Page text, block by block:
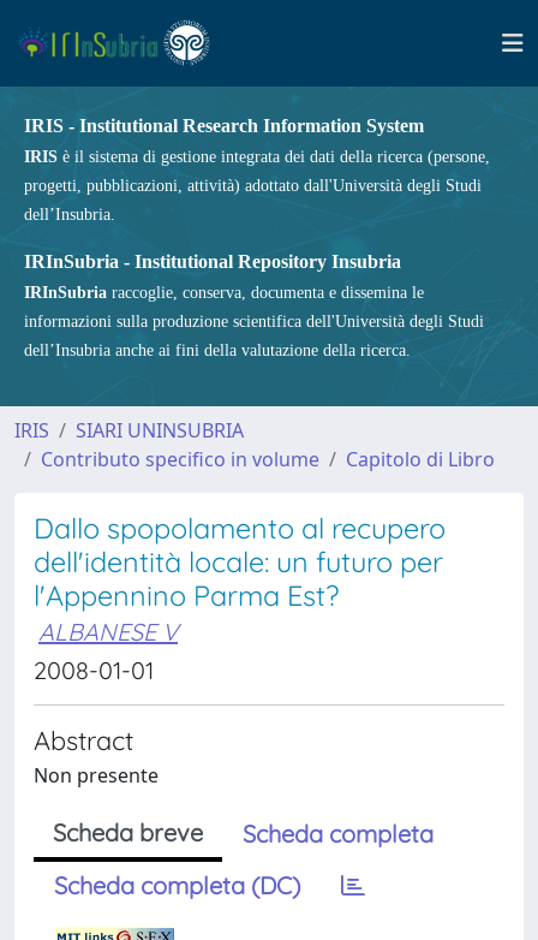
IRIS - Institutional Research Information System
IRIS è il sistema di gestione integrata dei dati della ricerca (persone,
progetti, pubblicazioni, attività) adottato dall'Università degli Studi
dell’Insubria.
IRInSubria - Institutional Repository Insubria
IRInSubria raccoglie, conserva, documenta e dissemina le
informazioni sulla produzione scientifica dell'Università degli Studi
dell’Insubria anche ai fini della valutazione della ricerca.
IRIS
SIARI UNINSUBRIA
Contributo specifico in volume
Capitolo di Libro
Dallo spopolamento al recupero
dell'identità locale: un futuro per
l'Appennino Parma Est?
ALBANESE V
2008-01-01
Abstract
Non presente
Scheda breve
Scheda completa
Scheda completa (DC)